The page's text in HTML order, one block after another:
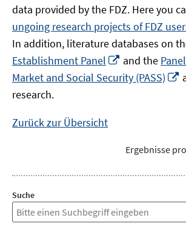
data provided by the FDZ. Here you
ungoing research projects of FDZ
In addition, literature databases on
Establishment Panel
In
neuem
Fenster
and the
Market and Social Security (PASS)
research.
Zurück zur Übersicht
Ergebnisse
Suche